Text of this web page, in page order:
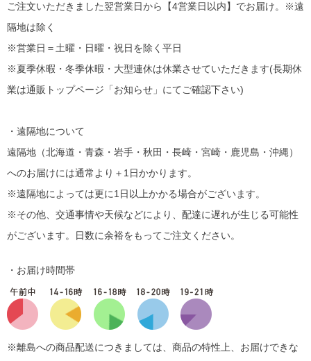
ご注文いただきました翌営業日から【4営業日以内】でお届け。※遠
隔地は除く
※営業日＝土曜・日曜・祝日を除く平日
※夏季休暇・冬季休暇・大型連休は休業させていただきます(長期休
業は通販トップページ「お知らせ」にてご確認下さい)
・遠隔地について
遠隔地（北海道・青森・岩手・秋田・長崎・宮崎・鹿児島・沖縄）
へのお届けには通常より＋1日かかります。
※遠隔地によっては更に1日以上かかる場合がございます。
※その他、交通事情や天候などにより、配達に遅れが生じる可能性
がございます。日数に余裕をもってご注文ください。
・お届け時間帯
※離島への商品配送につきましては、商品の特性上、お届けできな